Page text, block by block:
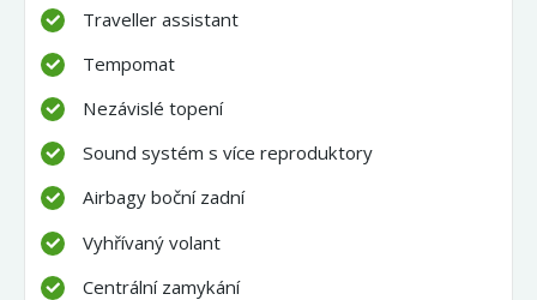
Traveller assistant
Tempomat
Nezávislé topení
Sound systém s více reproduktory
Airbagy boční zadní
Vyhřívaný volant
Centrální zamykání